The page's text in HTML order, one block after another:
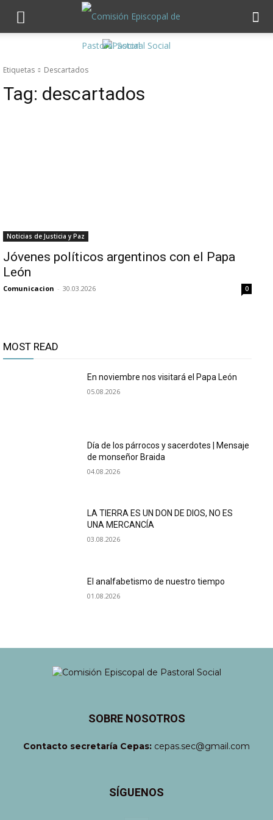
Etiquetas Descartados
Tag: descartados
Noticias de Justicia y Paz
Jóvenes políticos argentinos con el Papa
León
Comunicacion - 30.03.2026 0
MOST READ
En noviembre nos visitará el Papa León
05.08.2026
Día de los párrocos y sacerdotes | Mensaje
de monseñor Braida
04.08.2026
LA TIERRA ES UN DON DE DIOS, NO ES
UNA MERCANCÍA
03.08.2026
El analfabetismo de nuestro tiempo
01.08.2026
SOBRE NOSOTROS
Contacto secretaría Cepas: cepas.sec@gmail.com
SÍGUENOS